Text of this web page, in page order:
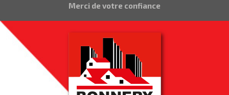
Merci de votre confiance